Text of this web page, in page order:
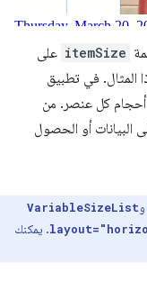
itemSize على
في تطبيق
كل عنصر. من
أو الحصول
. يمكنك